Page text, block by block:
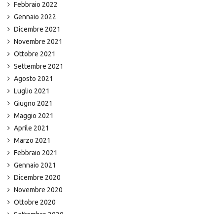
Febbraio 2022
Gennaio 2022
Dicembre 2021
Novembre 2021
Ottobre 2021
Settembre 2021
Agosto 2021
Luglio 2021
Giugno 2021
Maggio 2021
Aprile 2021
Marzo 2021
Febbraio 2021
Gennaio 2021
Dicembre 2020
Novembre 2020
Ottobre 2020